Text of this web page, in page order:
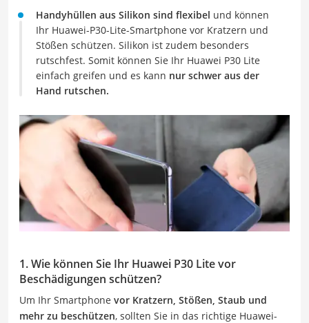
Handyhüllen aus Silikon sind flexibel und können
Ihr Huawei-P30-Lite-Smartphone vor Kratzern und
Stößen schützen. Silikon ist zudem besonders
rutschfest. Somit können Sie Ihr Huawei P30 Lite
einfach greifen und es kann nur schwer aus der
Hand rutschen.
1. Wie können Sie Ihr Huawei P30 Lite vor
Beschädigungen schützen?
Um Ihr Smartphone vor Kratzern, Stößen, Staub und
mehr zu beschützen, sollten Sie in das richtige Huawei-